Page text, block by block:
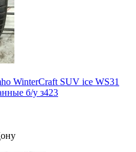
WinterCraft SUV ice WS31
б/у з423